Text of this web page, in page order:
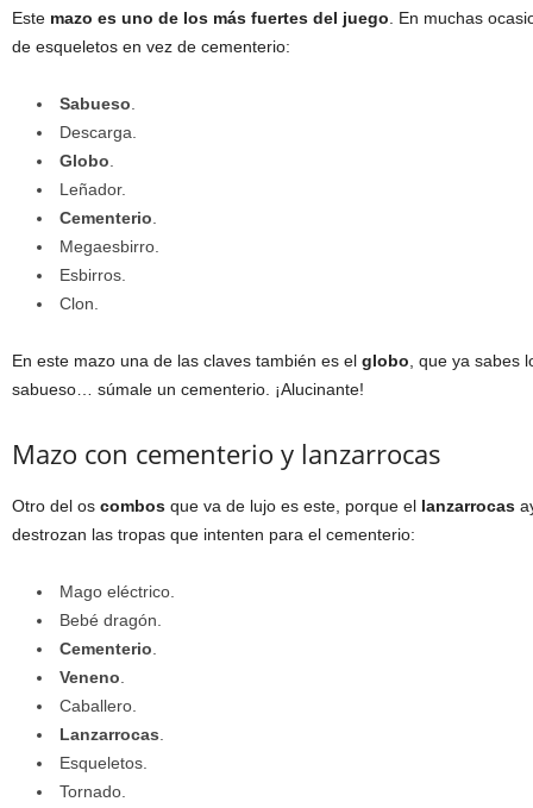
Este mazo es uno de los más fuertes del juego . En muchas
de esqueletos en vez de cementerio:
Sabueso
Descarga.
Globo
Leñador.
Cementerio
Megaesbirro.
Esbirros.
Clon.
En este mazo una de las claves también es el globo , que ya sabes
sabueso… súmale un cementerio. ¡Alucinante!
Mazo con cementerio y lanzarrocas
Otro del os combos que va de lujo es este, porque el lanzarrocas
destrozan las tropas que intenten para el cementerio:
Mago eléctrico.
Bebé dragón.
Cementerio
Veneno
Caballero.
Lanzarrocas
Esqueletos.
Tornado.